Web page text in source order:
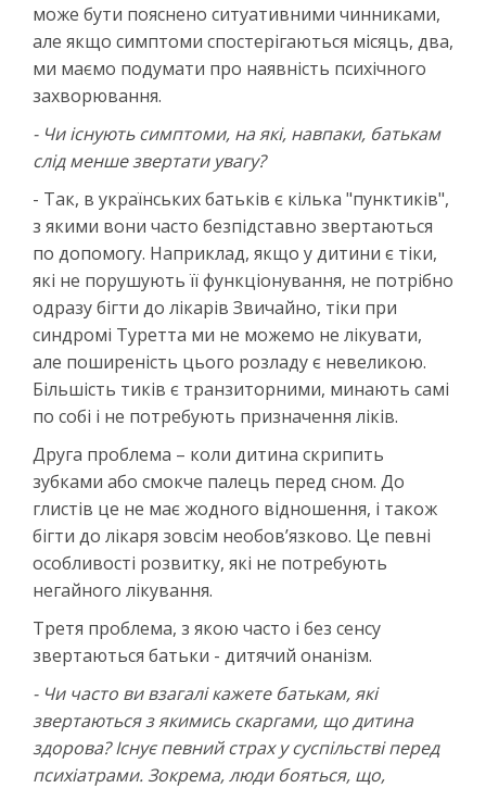
може бути пояснено ситуативними чинниками,
але якщо симптоми спостерігаються місяць, два,
ми маємо подумати про наявність психічного
захворювання.
- Чи існують симптоми, на які, навпаки, батькам
слід менше звертати увагу?
- Так, в українських батьків є кілька "пунктиків",
з якими вони часто безпідставно звертаються
по допомогу. Наприклад, якщо у дитини є тіки,
які не порушують її функціонування, не потрібно
одразу бігти до лікарів Звичайно, тіки при
синдромі Туретта ми не можемо не лікувати,
але поширеність цього розладу є невеликою.
Більшість тиків є транзиторними, минають самі
по собі і не потребують призначення ліків.
Друга проблема – коли дитина скрипить
зубками або смокче палець перед сном. До
глистів це не має жодного відношення, і також
бігти до лікаря зовсім необов’язково. Це певні
особливості розвитку, які не потребують
негайного лікування.
Третя проблема, з якою часто і без сенсу
звертаються батьки - дитячий онанізм.
- Чи часто ви взагалі кажете батькам, які
звертаються з якимись скаргами, що дитина
здорова? Існує певний страх у суспільстві перед
психіатрами. Зокрема, люди бояться, що,